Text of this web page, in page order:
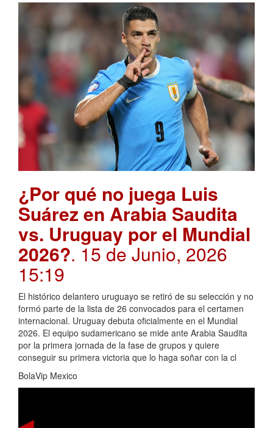
¿Por qué no juega Luis
Suárez en Arabia Saudita
vs. Uruguay por el Mundial
2026?. 15 de Junio, 2026
15:19
El histórico delantero uruguayo se retiró de su selección y no
formó parte de la lista de 26 convocados para el certamen
internacional. Uruguay debuta oficialmente en el Mundial
2026. El equipo sudamericano se mide ante Arabia Saudita
por la primera jornada de la fase de grupos y quiere
conseguir su primera victoria que lo haga soñar con la cl
BolaVip Mexico